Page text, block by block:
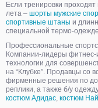
Если тренировки
лета – шорты мужские
спортивные штаны и
специальной термо-
Профессиональные
Компании-лидеры фитнес-
технологии для
на “Клубке”. Продавцы со
фирменные решения по
реплики, а также б/у
костюм Адидас, костюм